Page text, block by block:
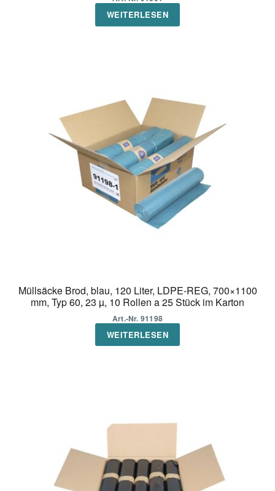
WEITERLESEN
Müllsäcke Brod, blau, 120 Liter, LDPE-REG, 700×1100
mm, Typ 60, 23 µ, 10 Rollen a 25 Stück im Karton
Art.-Nr. 91198
WEITERLESEN